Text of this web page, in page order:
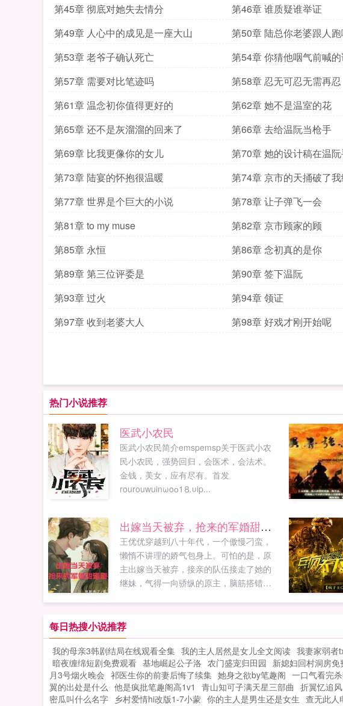
第45章 彻底对她失去情分
第46章 谁质疑谁举证
第49章 人心中的成见是一座大山
第50章 陆总你老婆跟人
第53章 老爷子确认死亡
第54章 你猜他咽气前喊
第57章 需要对比笔迹吗
第58章 忍无可忍无需再忍
第61章 温念初你值得更好的
第62章 她不是温室的花
第65章 还不是灰溜溜的回来了
第66章 去给温阮当枪手
第69章 比我更像你的女儿
第70章 她的设计稿在温阮
第73章 陆宴的怀抱很温暖
第74章 京市的天捅破了
第77章 世界是个巨大的小说
第78章 让子弹飞一会
第81章 to my muse
第82章 京市顾家的顾
第85章 永恒
第86章 念初真的是你
第89章 第三位评委是
第90章 签下温阮
第93章 过火
第94章 领证
第97章 收到老婆大人
第98章 好戏才刚开始呢
热门小说推荐
医武小农民
医武小农民简介emspemsp关于医武小农
民小农民，强势回归，会医术，会法术。
金钱，美女，应有尽有。首发
rourouwuinωoо1⒏υip...
出嫁当天被弃，抢来的军婚甜蜜蜜
王优优穿越到八十年代，一个傲慢刁蛮，
懒惰不讲理的娇气包身上。可怕的是，原
主出嫁当天被弃，接亲的队伍接走了她的
继妹，气得一向骄纵的原主，脑筋搭错
一腿，还选择跳池塘，以死相逼。王优优
的养母吴桂芬见状，把王优优从水里捞起
来便直接扔到了陆行飞家。大家都在...
每日热搜小说推荐
我的母亲3韩剧结局在线观看全集 我的主人居然是女儿全文阅读 我妻家弱者
暗夜缠绵短剧免费观看 基地崛起公子洛 农门盛宠归田园 新媳妇回村洞房免
月3号烟火晚会 祁医生你的前妻后悔了续集 她身之欲by笔趣阁 一口气看完
翼的出处是什么 他是疯批笔趣阁高1v1 青山知可子满天星三部曲 折翼忆追风
密瓜叫什么名字 乡村爱情hi改版1-7小蒙 你的主人是男生还是女生 查无此人